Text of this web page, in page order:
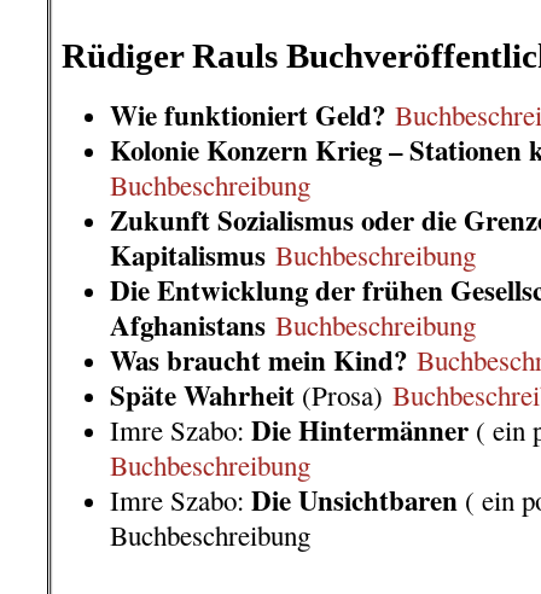
Rüdiger Rauls
Wie funktioniert Geld?
Kolonie Konzern Krieg –
Buchbeschreibung
Zukunft Sozialismus oder die
Kapitalismus Buchbeschreibung
Die Entwicklung der frühen
Afghanistans Buchbeschreibung
Was braucht mein Kind?
Späte Wahrheit (Prosa)
Imre Szabo: Die Hintermänner ( ein
Buchbeschreibung
Imre Szabo: Die Unsichtbaren ( ein
Buchbeschreibung